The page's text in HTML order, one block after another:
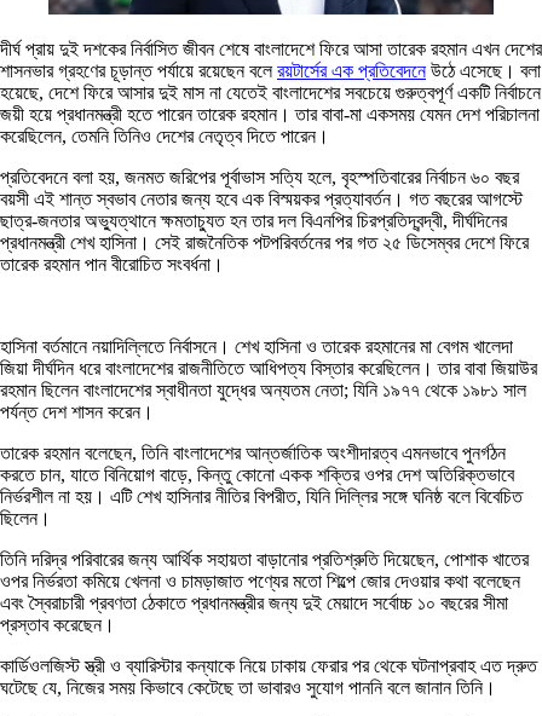
দীর্ঘ প্রায় দুই দশকের নির্বাসিত জীবন শেষে বাংলাদেশে ফিরে আসা তারেক রহমান এখন দেশের
শাসনভার গ্রহণের চূড়ান্ত পর্যায়ে রয়েছেন বলেরয়টার্সের এক প্রতিবেদনেউঠে এসেছে। বলা
হয়েছে, দেশে ফিরে আসার দুই মাস না যেতেই বাংলাদেশের সবচেয়ে গুরুত্বপূর্ণ একটি নির্বাচনে
জয়ী হয়ে প্রধানমন্ত্রী হতে পারেন তারেক রহমান। তার বাবা-মা একসময় যেমন দেশ পরিচালনা
করেছিলেন, তেমনি তিনিও দেশের নেতৃত্ব দিতে পারেন।
প্রতিবেদনে বলা হয়, জনমত জরিপের পূর্বাভাস সত্যি হলে, বৃহস্পতিবারের নির্বাচন ৬০ বছর
বয়সী এই শান্ত স্বভাব নেতার জন্য হবে এক বিস্ময়কর প্রত্যাবর্তন। গত বছরের আগস্টে
ছাত্র-জনতার অভ্যুত্থানে ক্ষমতাচ্যুত হন তার দল বিএনপির চিরপ্রতিদ্বন্দ্বী, দীর্ঘদিনের
প্রধানমন্ত্রী শেখ হাসিনা। সেই রাজনৈতিক পটপরিবর্তনের পর গত ২৫ ডিসেম্বর দেশে ফিরে
তারেক রহমান পান বীরোচিত সংবর্ধনা।
হাসিনা বর্তমানে নয়াদিল্লিতে নির্বাসনে। শেখ হাসিনা ও তারেক রহমানের মা বেগম খালেদা
জিয়া দীর্ঘদিন ধরে বাংলাদেশের রাজনীতিতে আধিপত্য বিস্তার করেছিলেন। তার বাবা জিয়াউর
রহমান ছিলেন বাংলাদেশের স্বাধীনতা যুদ্ধের অন্যতম নেতা; যিনি ১৯৭৭ থেকে ১৯৮১ সাল
পর্যন্ত দেশ শাসন করেন।
তারেক রহমান বলেছেন, তিনি বাংলাদেশের আন্তর্জাতিক অংশীদারত্ব এমনভাবে পুনর্গঠন
করতে চান, যাতে বিনিয়োগ বাড়ে, কিন্তু কোনো একক শক্তির ওপর দেশ অতিরিক্তভাবে
নির্ভরশীল না হয়। এটি শেখ হাসিনার নীতির বিপরীত, যিনি দিল্লির সঙ্গে ঘনিষ্ঠ বলে বিবেচিত
ছিলেন।
তিনি দরিদ্র পরিবারের জন্য আর্থিক সহায়তা বাড়ানোর প্রতিশ্রুতি দিয়েছেন, পোশাক খাতের
ওপর নির্ভরতা কমিয়ে খেলনা ও চামড়াজাত পণ্যের মতো শিল্পে জোর দেওয়ার কথা বলেছেন
এবং স্বৈরাচারী প্রবণতা ঠেকাতে প্রধানমন্ত্রীর জন্য দুই মেয়াদে সর্বোচ্চ ১০ বছরের সীমা
প্রস্তাব করেছেন।
কার্ডিওলজিস্ট স্ত্রী ও ব্যারিস্টার কন্যাকে নিয়ে ঢাকায় ফেরার পর থেকে ঘটনাপ্রবাহ এত দ্রুত
ঘটেছে যে, নিজের সময় কিভাবে কেটেছে তা ভাবারও সুযোগ পাননি বলে জানান তিনি।